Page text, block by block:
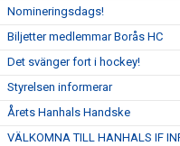
Nomineringsdags!
Biljetter medlemmar Borås HC
Det svänger fort i hockey!
Styrelsen informerar
Årets Hanhals Handske
VÄLKOMNA TILL HANHALS IF